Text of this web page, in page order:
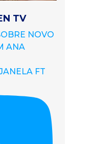
TV
NOVO
ANA
FT